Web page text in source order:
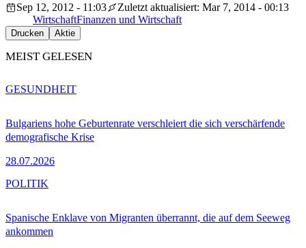
Sep 12, 2012 - 11:03
Zuletzt aktualisiert: Mar 7, 2014 - 00:13
WirtschaftFinanzen und Wirtschaft
Drucken Aktie
MEIST GELESEN
Bulgariens hohe Geburtenrate verschleiert die sich verschärfende
demografische Krise
28.07.2026
GESUNDHEIT
Spanische Enklave von Migranten überrannt, die auf dem Seeweg
ankommen
POLITIK